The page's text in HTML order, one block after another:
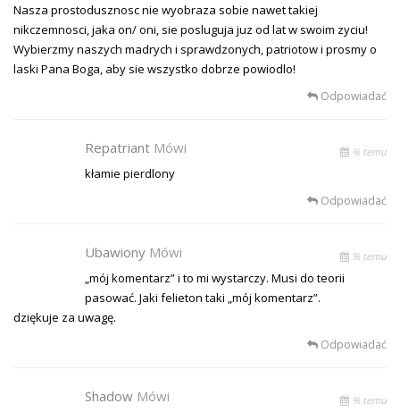
Nasza prostodusznosc nie wyobraza sobie nawet takiej
nikczemnosci, jaka on/ oni, sie posluguja juz od lat w swoim zyciu!
Wybierzmy naszych madrych i sprawdzonych, patriotow i prosmy o
laski Pana Boga, aby sie wszystko dobrze powiodlo!
Odpowiadać
Repatriant Mówi % temu
kłamie pierdlony
Odpowiadać
Ubawiony Mówi % temu
„mój komentarz” i to mi wystarczy. Musi do teorii
pasować. Jaki felieton taki „mój komentarz”.
dziękuje za uwagę.
Odpowiadać
Shadow Mówi % temu